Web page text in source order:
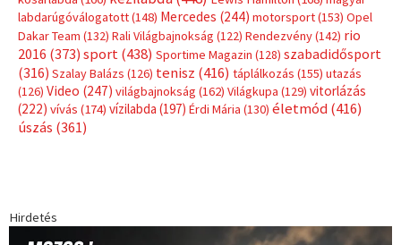
labdarúgóválogatott(148) Mercedes (244) motorsport(153) Opel
Dakar Team (132) Rali Világbajnokság (122) Rendezvény(142) rio
2016 (373) sport(438) Sportime Magazin (128) szabadidősport
(316) Szalay Balázs (126) tenisz (416) táplálkozás (155) utazás
(126) Video (247) világbajnokság (162) Világkupa (129) vitorlázás
(222) vívás (174) vízilabda (197) Érdi Mária (130) életmód(416)
úszás (361)
Hirdetés